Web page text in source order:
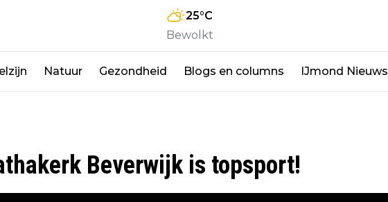
25°C
Bewolkt
Natuur Gezondheid Blogs en columns IJmond Nieuws
Beverwijk is topsport!